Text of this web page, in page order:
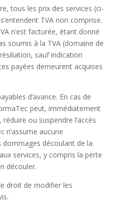
tous les prix des services (ci-
TVA non comprise.
n’est facturée, étant donné
soumis à la TVA (domaine de
sauf indication
payées demeurent acquises
d’avance. En cas de
peut, immédiatement
ou suspendre l’accès
n’assume aucune
découlant de la
services, y compris la perte
découler.
droit de modifier les